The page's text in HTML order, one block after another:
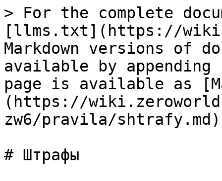
> For the complete
[llms.txt](https://
Markdown versions of
available by
page is available as
(https://
zw6/pravila/
# Штрафы